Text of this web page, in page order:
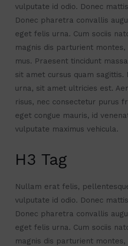
vulputate id odio. Donec
Donec pharetra convallis
eget felis urna. Cum sociis
magnis dis parturient montes,
mus. Praesent tincidunt
sit amet cursus quam
urna, sit amet ultricies est.
risus, nec consectetur purus
eget congue mauris, id
vulputate maximus vehicula.
H3 Tag
Nullam erat felis,
vulputate id odio. Donec
Donec pharetra convallis
eget felis urna. Cum sociis
magnis dis parturient montes,